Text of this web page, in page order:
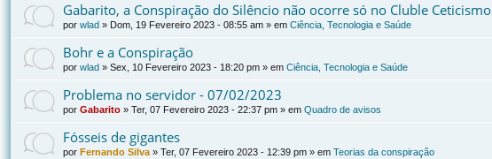
Gabarito, a Conspiração do Silêncio não ocorre só no Cluble Ceticismo
por wlad » Dom, 19 Fevereiro 2023 - 08:55 am » em Ciência, Tecnologia e Saúde
Bohr e a Conspiração
por wlad » Sex, 10 Fevereiro 2023 - 18:20 pm » em Ciência, Tecnologia e Saúde
Problema no servidor - 07/02/2023
por Gabarito » Ter, 07 Fevereiro 2023 - 22:37 pm » em Quadro de avisos
Fósseis de gigantes
por Fernando Silva » Ter, 07 Fevereiro 2023 - 12:39 pm » em Teorias da conspiração